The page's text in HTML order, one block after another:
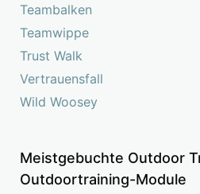
Teambalken
Teamwippe
Trust Walk
Vertrauensfall
Wild Woosey
Meistgebuchte Outdoor
Outdoortraining-Module